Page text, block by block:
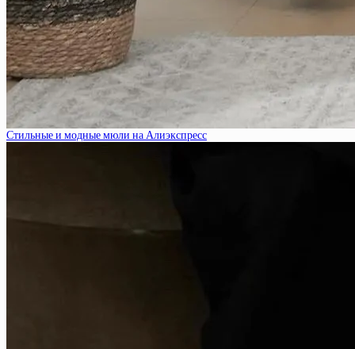
Стильные и модные мюли на Алиэкспресс